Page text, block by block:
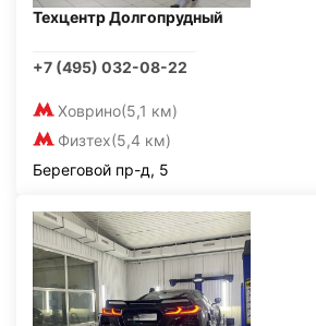
Техцентр Долгопрудный
+7 (495) 032-08-22
Ховрино(5,1 км)
Физтех(5,4 км)
Береговой пр-д, 5